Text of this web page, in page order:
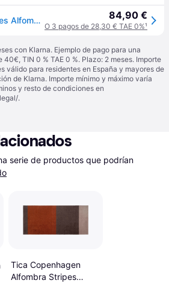
tica copenhagen Stripes Alfombra horizontal Grey-grey-dijon, 90x130 cm 84,90 €
O 3 pagos de 28,30 € TAE 0%¹
con Klarna. Ejemplo de pago para una
TIN 0 % TAE 0 %. Plazo: 2 meses. Importe
válido para residentes en España y mayores de
de Klarna. Importe mínimo y máximo varía
y resto de condiciones en
.
serie de productos que podrían
Tica Copenhagen
Alfombra Stripes